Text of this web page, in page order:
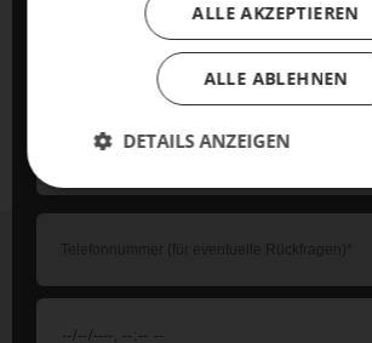
ALLE AKZEPTIEREN
ALLE ABLEHNEN
DETAILS ANZEIGEN